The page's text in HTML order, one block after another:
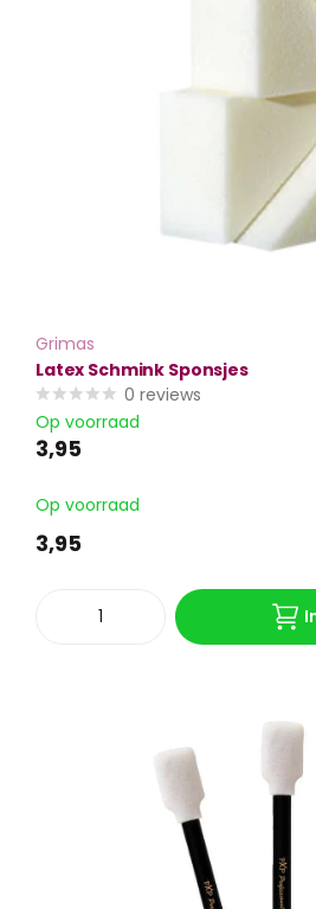
Grimas
Latex Schmink Sponsjes
0 reviews
Op voorraad
3,95
Op voorraad
3,95